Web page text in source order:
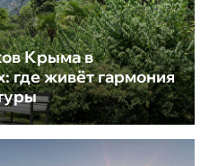
Крыма в
где живёт гармония